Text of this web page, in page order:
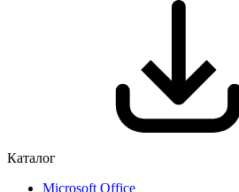
Каталог
Microsoft Office